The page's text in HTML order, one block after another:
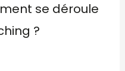
se déroule
?